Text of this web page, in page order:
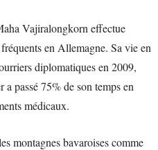
Vajiralongkorn effectue
en Allemagne. Sa vie en
diplomatiques en 2009,
passé 75% de son temps en
médicaux.
montagnes bavaroises comme